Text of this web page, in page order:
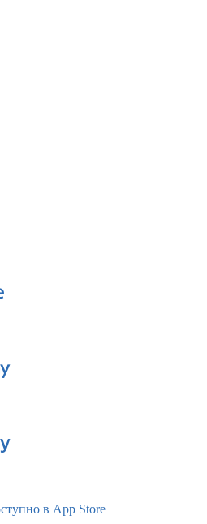
в App Store